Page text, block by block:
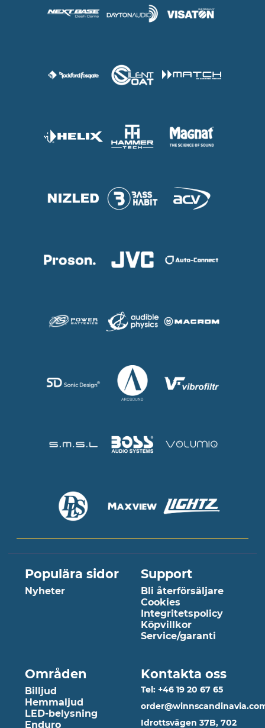
Populära sidor
Nyheter
Support
Bli återförsäljare
Cookies
Integritetspolicy
Köpvillkor
Service/garanti
Områden
Billjud
Hemmaljud
LED-belysning
Enduro
Kontakta oss
Tel: +46 19 20 67 65
Idrottsvägen 37B, 702